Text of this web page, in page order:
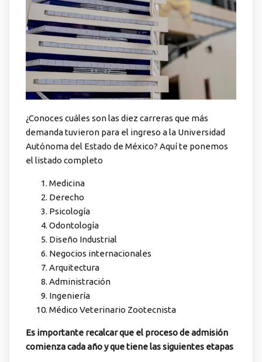
¿Conoces cuáles son las diez carreras que más
demanda tuvieron para el ingreso a la Universidad
Autónoma del Estado de México? Aquí te ponemos
el listado completo
Medicina
Derecho
Psicología
Odontología
Diseño Industrial
Negocios internacionales
Arquitectura
Administración
Ingeniería
Médico Veterinario Zootecnista
Es importante recalcar que el proceso de admisión
comienza cada año y que tiene las siguientes etapas